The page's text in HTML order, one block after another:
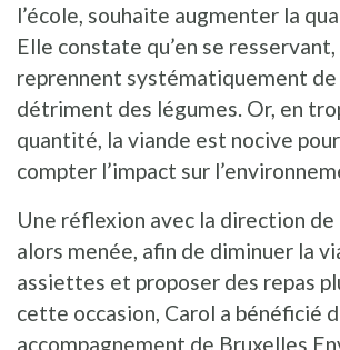
l’école, souhaite augmenter la
Elle constate qu’en se
reprennent systématiquement de
détriment des légumes. Or, en
quantité, la viande est nocive
compter l’impact sur
Une réflexion avec la direction de
alors menée, afin de diminuer la
assiettes et proposer des repas
cette occasion, Carol a bénéficié
accompagnement de Bruxelles